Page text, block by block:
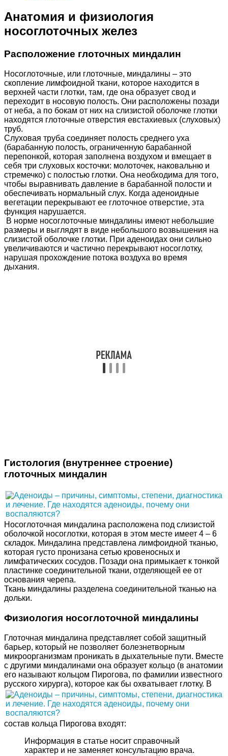
Анатомия и физиология
носоглоточных желез
Расположение глоточных миндалин
Носоглоточные, или глоточные, миндалины – это
скопление лимфоидной ткани, которое находится в
верхней части глотки, там, где она образует свод и
переходит в носовую полость. Они расположены позади
от неба, а по бокам от них на слизистой оболочке глотки
находятся глоточные отверстия евстахиевых (слуховых)
труб.
Слуховая труба соединяет полость среднего уха
(барабанную полость, ограниченную барабанной
перепонкой, которая заполнена воздухом и вмещает в
себя три слуховых косточки: молоточек, наковальню и
стремечко) с полостью глотки. Она необходима для того,
чтобы выравнивать давление в барабанной полости и
обеспечивать нормальный слух. Когда аденоидные
вегетации перекрывают ее глоточное отверстие, эта
функция нарушается.
В норме носоглоточные миндалины имеют небольшие
размеры и выглядят в виде небольшого возвышения на
слизистой оболочке глотки. При аденоидах они сильно
увеличиваются и частично перекрывают носоглотку,
нарушая прохождение потока воздуха во время
дыхания.
Гистология (внутреннее строение)
глоточных миндалин
Носоглоточная миндалина расположена под слизистой
оболочкой носоглотки, которая в этом месте имеет 4 – 6
складок. Миндалина представлена лимфоидной тканью,
которая густо пронизана сетью кровеносных и
лимфатических сосудов. Позади она примыкает к тонкой
пластинке соединительной ткани, отделяющей ее от
основания черепа.
Ткань миндалины разделена соединительной тканью на
дольки.
Физиология носоглоточной миндалины
Глоточная миндалина представляет собой защитный
барьер, который не позволяет болезнетворным
микроорганизмам проникать в дыхательные пути. Вместе
с другими миндалинами она образует кольцо (в анатомии
его называют кольцом Пирогова, по фамилии известного
русского хирурга), которое как бы охватывает глотку. В
состав кольца Пирогова входят:
Информация в статье носит справочный
характер и не заменяет консультацию врача.